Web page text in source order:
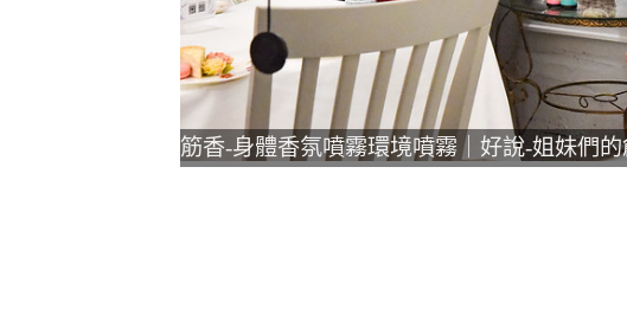
筋香-身體香氛噴霧環境噴霧｜好說-姐妹們